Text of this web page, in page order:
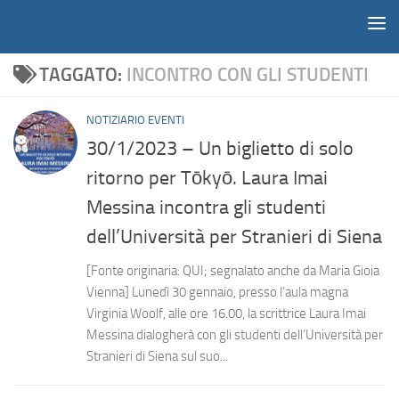
TAGGATO: INCONTRO CON GLI STUDENTI
NOTIZIARIO EVENTI
30/1/2023 – Un biglietto di solo
ritorno per Tōkyō. Laura Imai
Messina incontra gli studenti
dell’Università per Stranieri di Siena
[Fonte originaria: QUI; segnalato anche da Maria Gioia
Vienna] Lunedì 30 gennaio, presso l’aula magna
Virginia Woolf, alle ore 16.00, la scrittrice Laura Imai
Messina dialogherà con gli studenti dell’Università per
Stranieri di Siena sul suo...